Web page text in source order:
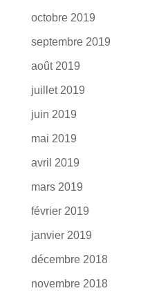
octobre 2019
septembre 2019
août 2019
juillet 2019
juin 2019
mai 2019
avril 2019
mars 2019
février 2019
janvier 2019
décembre 2018
novembre 2018